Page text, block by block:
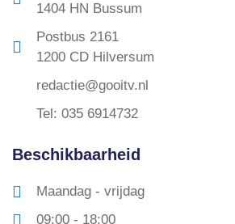
1404 HN Bussum
Postbus 2161
1200 CD Hilversum
redactie@gooitv.nl
Tel: 035 6914732
Beschikbaarheid
Maandag - vrijdag
09:00 - 18:00